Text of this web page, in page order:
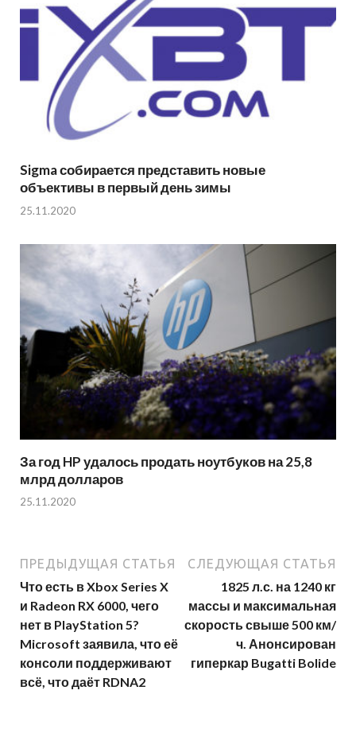
Sigma собирается представить новые
объективы в первый день зимы
25.11.2020
За год HP удалось продать ноутбуков на 25,8
млрд долларов
25.11.2020
ПРЕДЫДУЩАЯ СТАТЬЯ
Что есть в Xbox Series X
и Radeon RX 6000, чего
нет в PlayStation 5?
Microsoft заявила, что её
консоли поддерживают
всё, что даёт RDNA2
СЛЕДУЮЩАЯ СТАТЬЯ
1825 л.с. на 1240 кг
массы и максимальная
скорость свыше 500 км/
ч. Анонсирован
гиперкар Bugatti Bolide